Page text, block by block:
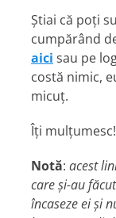
Știai că poți
cumpărând
aici sau pe
costă nimic,
micuț.
Îți mulțumesc!
Notă: acest
care și-au
încaseze ei și